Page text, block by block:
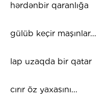
hərdənbir qaranlığa
gülüb keçir maşınlar...
lap uzaqda bir qatar
cırır öz yaxasını...